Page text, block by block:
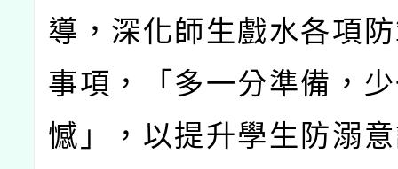
導，深化師生戲水各項
事項，「多一分準備，
憾」，以提升學生防溺